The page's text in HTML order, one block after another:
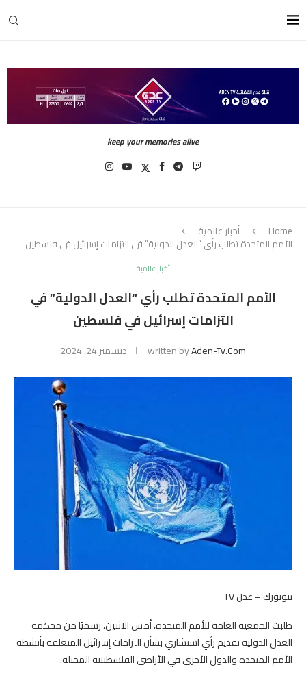
keep your memories alive
Home أخبار عالمية
الأمم المتحدة تطلب رأي “العدل الدولية” في التزامات إسرائيل في فلسطين
أخبار عالمية
الأمم المتحدة تطلب رأي “العدل الدولية” في
التزامات إسرائيل في فلسطين
written byAden-Tv.com ديسمبر 24, 2024
نيويورك – عدن TV
طلبت الجمعية العامة للأمم المتحدة، أمس الاثنين، رسميًا من محكمة
العدل الدولية تقديم رأي استشاري بشأن التزامات إسرائيل المتعلقة بأنشطة
الأمم المتحدة والدول الأخرى في الأراضي الفلسطينية المحتلة.